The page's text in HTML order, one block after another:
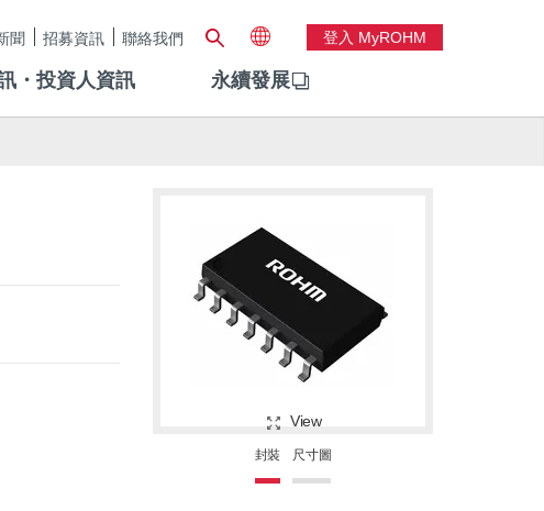
聞 招募資訊 聯絡我們 登入 MyROHM
・投資人資訊 永續發展
View
封裝 尺寸圖